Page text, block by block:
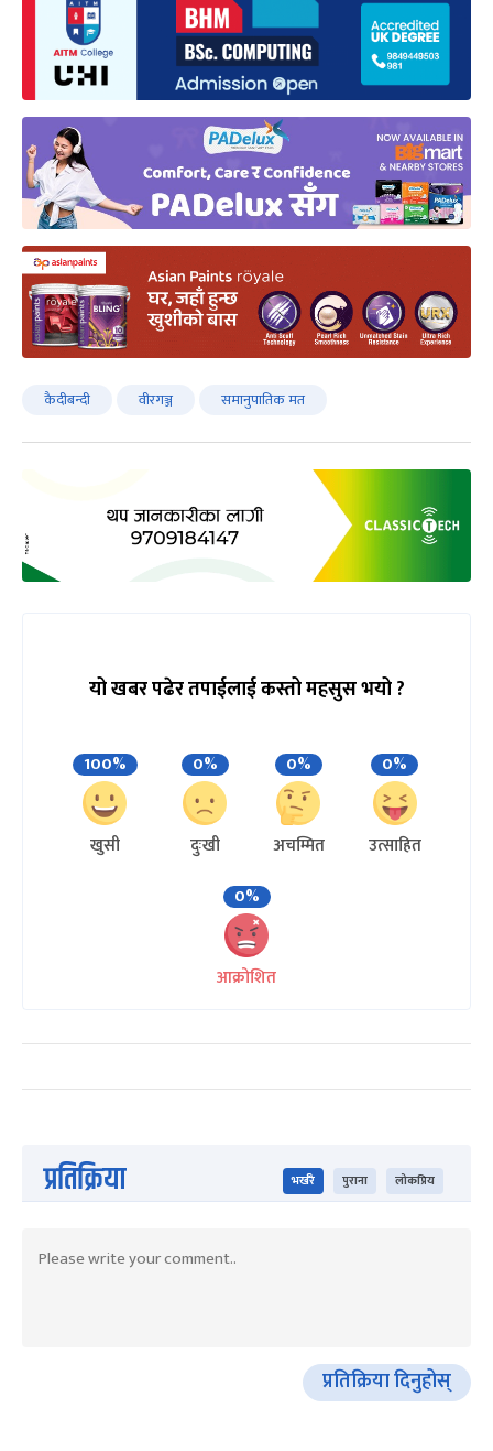
कैदीबन्दी वीरगञ्ज समानुपातिक मत
यो खबर पढेर तपाईलाई कस्तो महसुस भयो ?
100%
खुसी
0%
दुःखी
0%
अचम्मित
0%
उत्साहित
0%
आक्रोशित
प्रतिक्रिया भर्खरै पुराना लोकप्रिय
प्रतिक्रिया दिनुहोस्